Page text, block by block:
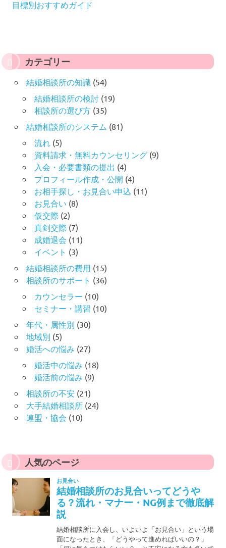
目標別おすすめガイド
カテゴリー
結婚相談所の知識(54)
結婚相談所の検討(19)
相談所の選び方(35)
結婚相談所のシステム (81)
流れ(5)
資料請求・無料カウンセリング(9)
入会・必要書類の提出 (4)
プロフィール作成・公開 (4)
お相手探し・お見合い申込 (11)
お見合い (8)
仮交際(2)
真剣交際(7)
成婚退会 (11)
イベント (3)
結婚相談所の費用 (15)
相談所のサポート (36)
カウンセラー (10)
セミナー・講習 (10)
年代・属性別 (30)
地域別 (5)
婚活への悩み (27)
婚活中の悩み (18)
婚活前の悩み (9)
相談所の不安(21)
大手結婚相談所(24)
連盟・協会 (10)
人気のページ